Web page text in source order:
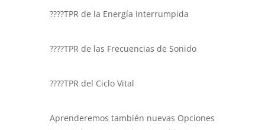
????TPR de la Energía Interrumpida
????TPR de las Frecuencias de Sonido
????TPR del Ciclo Vital
Aprenderemos también nuevas Opciones